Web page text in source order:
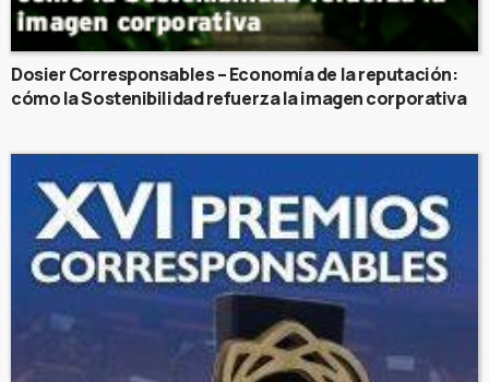
Dosier Corresponsables – Economía de la reputación:
cómo la Sostenibilidad refuerza la imagen corporativa